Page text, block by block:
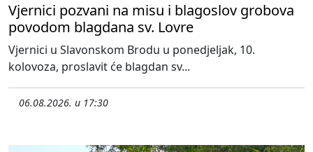
Vjernici pozvani na misu i blagoslov grobova
povodom blagdana sv. Lovre
Vjernici u Slavonskom Brodu u ponedjeljak, 10.
kolovoza, proslavit će blagdan sv...
06.08.2026. u 17:30